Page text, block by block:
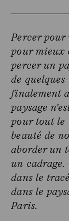
Percer
pour mieux
percer un
de
finalement
paysage
pour tout le
beauté de
aborder un
un cadrage.
dans le
dans le
Paris.